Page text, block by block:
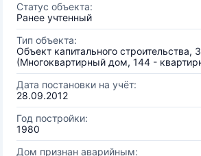
Статус объекта:
Ранее учтенный
Тип объекта:
Объект капитального строительства,
(Многоквартирный дом, 144 -
Дата постановки на учёт:
28.09.2012
Год постройки:
1980
Дом признан аварийным: